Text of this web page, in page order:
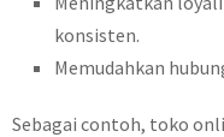
konsisten.
Memudahkan
Sebagai contoh, toko